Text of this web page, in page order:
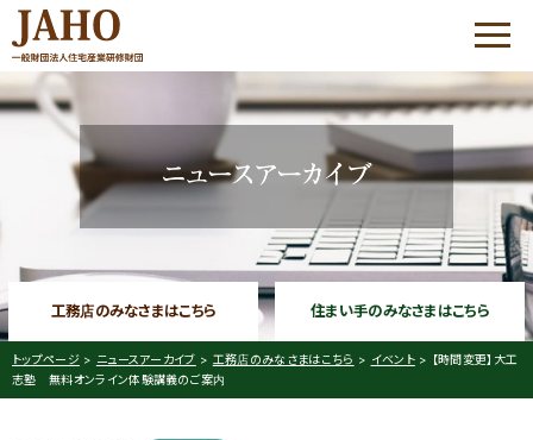
HOME
JAHOについて
優良工務店の会 QBC
大工志塾
コミュニケーション・プラザ
工務店のみなさまはこちら 住まい手のみなさまはこちら
トップページ> ニュースアーカイブ > 工務店のみなさまはこちら > イベント> 【時間変更】大工
志塾 無料オンライン体験講義のご案内